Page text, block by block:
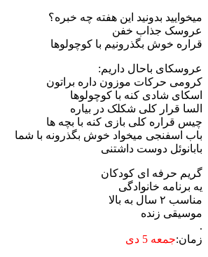
میخوایید بدونید این هفته چه خبره؟
عروسک جذاب خفن
قراره خوش بگذرونیم با کوچولوها
عروسکای باحال داریم:
کرومی حرکات موزون داره براتون
اسکای شادی کنه با کوچولوها
السا قرار کلی شکلک در بیاره
چیس قراره کلی بازی کنه با بچه ها
باب اسفنجی میخواد خوش بگذرونه با شما
بابانوئل دوست داشتنی
گریم حرفه ای کودکان
یه برنامه خانوادگی
مناسب ۲ سال به بالا
موسیقی زنده
.
زمان:جمعه 5 دی